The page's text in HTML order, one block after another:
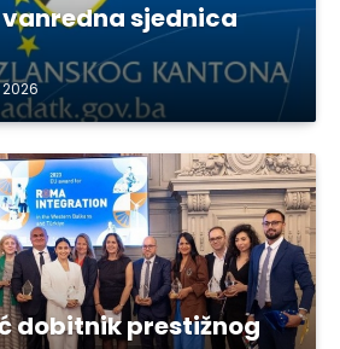
vanredna sjednica
dobitnik prestižnog